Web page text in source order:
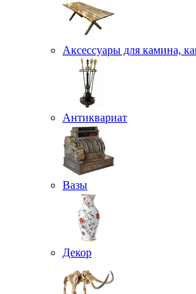
Аксессуары для камина,
Антиквариат
Вазы
Декор